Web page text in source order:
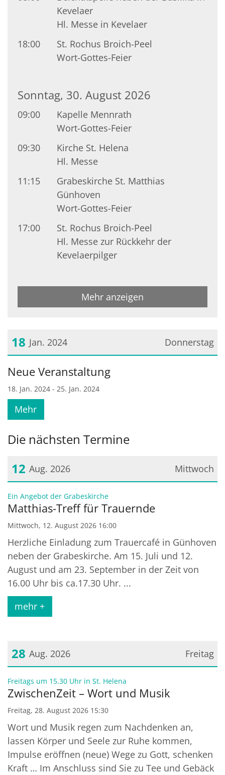
Kevelaer
Hl. Messe in Kevelaer
18:00
St. Rochus Broich-Peel
Wort-Gottes-Feier
Sonntag, 30. August 2026
09:00
Kapelle Mennrath
Wort-Gottes-Feier
09:30
Kirche St. Helena
Hl. Messe
11:15
Grabeskirche St. Matthias
Günhoven
Wort-Gottes-Feier
17:00
St. Rochus Broich-Peel
Hl. Messe zur Rückkehr der
Kevelaerpilger
Mehr anzeigen
Donnerstag
18 Jan. 2024
Datum: 18. Januar 2024
Neue Veranstaltung
18. Jan. 2024 - 25. Jan. 2024
Mehr
Die nächsten Termine
Mittwoch
12 Aug. 2026
Datum: 12. August 2026
Ein Angebot der Grabeskirche:
Matthias-Treff für Trauernde
Mittwoch, 12. August 2026 16:00
Herzliche Einladung zum Trauercafé in Günhoven
neben der Grabeskirche. Am 15. Juli und 12.
August und am 23. September in der Zeit von
16.00 Uhr bis ca.17.30 Uhr. ...
mehr +
Freitag
28 Aug. 2026
Datum: 28. August 2026
Freitags um 15.30 Uhr in St. Helena
ZwischenZeit – Wort und Musik
Freitag, 28. August 2026 15:30
Wort und Musik regen zum Nachdenken an,
lassen Körper und Seele zur Ruhe kommen,
Impulse eröffnen (neue) Wege zu Gott, schenken
Kraft … Im Anschluss sind Sie zu Tee und Gebäck